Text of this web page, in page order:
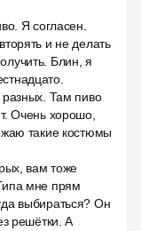
Я согласен.
и не делать
Блин, я
разных. Там пиво
Очень хорошо,
такие костюмы
вам тоже
мне прям
выбираться? Он
решётки. А